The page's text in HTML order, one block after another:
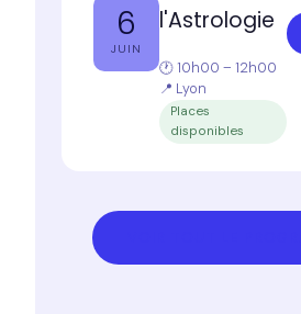
6
JUIN
l'Astrologie
🕐 10h00 – 12h00
📍 Lyon
Places
disponibles